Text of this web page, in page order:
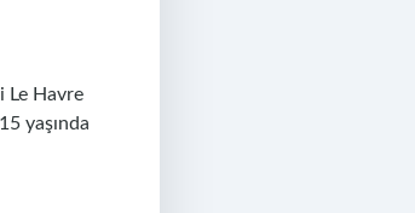
Le Havre
yaşında